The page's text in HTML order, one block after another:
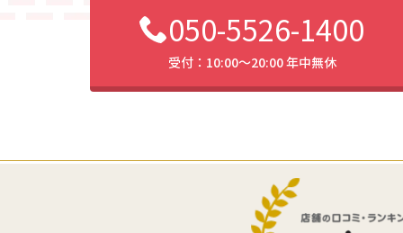
050-5526-1400
受付：10:00〜20:00 年中無休